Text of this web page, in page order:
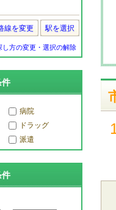
線を変更 駅を選択
し方の変更・選択の解除
件
病院
ドラッグ
派遣
件